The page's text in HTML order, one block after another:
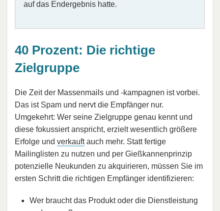
auf das Endergebnis hatte.
40 Prozent: Die richtige
Zielgruppe
Die Zeit der Massenmails und -kampagnen ist vorbei.
Das ist Spam und nervt die Empfänger nur.
Umgekehrt: Wer seine Zielgruppe genau kennt und
diese fokussiert anspricht, erzielt wesentlich größere
Erfolge und verkauftauch mehr. Statt fertige
Mailinglisten zu nutzen und per Gießkannenprinzip
potenzielle Neukunden zu akquirieren, müssen Sie im
ersten Schritt die richtigen Empfänger identifizieren:
Wer braucht das Produkt oder die Dienstleistung